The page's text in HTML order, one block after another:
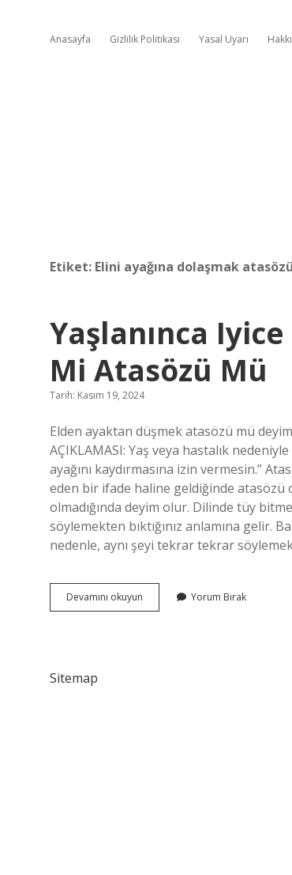
Anasayfa Gizlilik Politikası Yasal Uyarı
Etiket: Elini ayağına dolaşmak
Yaşlanınca
Mi Atasözü Mü
Tarih: Kasım 19, 2024
Elden ayaktan düşmek atasözü mü
AÇIKLAMASI: Yaş veya hastalık
ayağını kaydırmasına izin vermesin.”
eden bir ifade haline geldiğinde atasözü
olmadığında deyim olur. Dilinde tüy
söylemekten bıktığınız anlamına gelir.
nedenle, aynı şeyi tekrar tekrar
Devamını okuyun Yaşlanınca
Iyice
Yorum Bırak
Sitemap